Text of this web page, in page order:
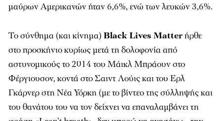
μαύρων Aμερικανών ήταν 6,6%, ενώ των λευκών 3,6%.
Το σύνθημα (και κίνημα) Black Lives Matterήρθε
στο προσκήνιο κυρίως μετά τη δολοφονία από
αστυνομικούς το 2014 του Μάικλ Μπράουν στο
Φέργιουσον, κοντά στο Σαιντ Λούις και του Ερλ
Γκάρνερ στη Νέα Υόρκη (με το βίντεο της σύλληψής και
του θανάτου του να τον δείχνει να επαναλαμβάνει τη